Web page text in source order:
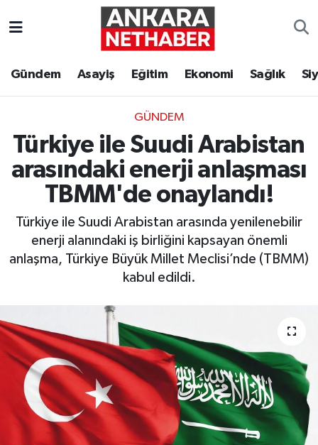
Gündem Asayiş Eğitim Ekonomi Sağlık
GÜNDEM
Türkiye ile Suudi Arabistan
arasındaki enerji anlaşması
TBMM'de onaylandı!
Türkiye ile Suudi Arabistan arasında yenilenebilir
enerji alanındaki iş birliğini kapsayan önemli
anlaşma, Türkiye Büyük Millet Meclisi’nde (TBMM)
kabul edildi.
Ekonomi
Gündem
Kim Kimdir Nereli
Sağlık
Siyaset
Spor
Teknoloji
Ankara Hava Durumu
Tüm Manşetler
Son Dakika Haberleri
Haber Arşivi